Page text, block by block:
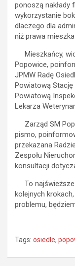
ponoszą nakłady
wykorzystanie
dlaczego dla
niż prawa
Mieszkańcy,
Popowice,
JPMW Radę
Powiatową
Powiatową
Lekarza
Zarząd SM
pismo,
przekazana
Zespołu
konsultacji
To najświeższe
kolejnych
problemu,
Tags: osiedle,